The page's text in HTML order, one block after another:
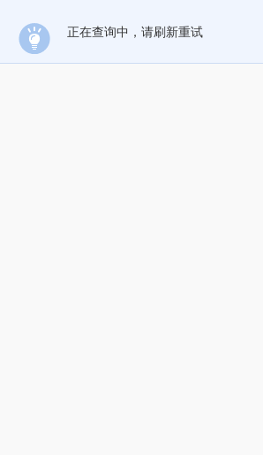
正在查询中，请刷新重试